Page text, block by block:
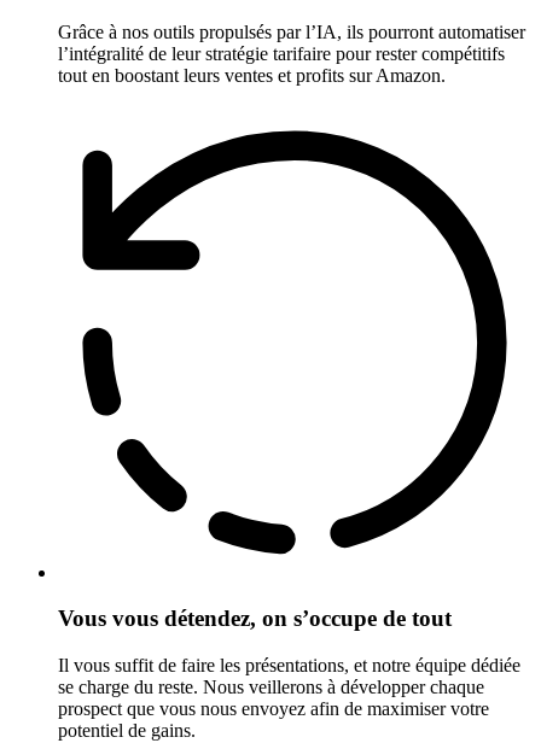
Grâce à nos outils propulsés par l’IA, ils pourront automatiser
l’intégralité de leur stratégie tarifaire pour rester compétitifs
tout en boostant leurs ventes et profits sur Amazon.
Vous vous détendez, on s’occupe de tout
Il vous suffit de faire les présentations, et notre équipe dédiée
se charge du reste. Nous veillerons à développer chaque
prospect que vous nous envoyez afin de maximiser votre
potentiel de gains.